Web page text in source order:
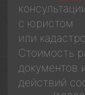
с юристом
или
Стоимость
документов
действий